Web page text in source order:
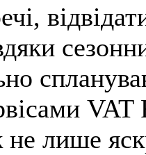
лише